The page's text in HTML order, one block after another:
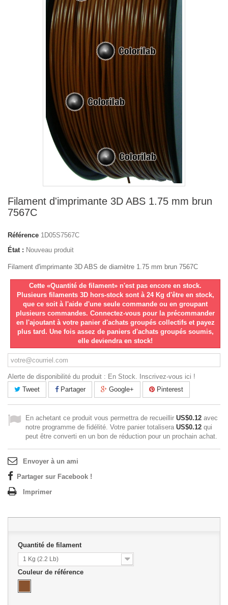
Filament d'imprimante 3D ABS 1.75 mm brun
7567C
Référence 1D05S7567C
État : Nouveau produit
Filament d'imprimante 3D ABS de diamètre 1.75 mm brun 7567C
Cette «Quantité de filament» n'est pas encore en stock.
Plusieurs filaments 3D hors-stock sont à 24 Kg d'être en stock,
que ce soit à l'aide d'une seule commande ou en groupant
plusieurs commandes. Connectez-vous pour la précommander
en l'ajoutant à votre panier d'achats groupés collectifs et payez
plus tard. Une fois assez de paniers d'achats groupés soumis,
elle deviendra en stock!
Alerte de disponibilité du produit : En Stock. Inscrivez-vous ici !
Tweet
Partager Google+ Pinterest
En achetant ce produit vous permettra de recueillir US$0.12 avec
notre programme de fidélité. Votre panier totalisera US$0.12 qui
peut être converti en un bon de réduction pour un prochain achat.
Envoyer à un ami
Partager sur Facebook !
Imprimer
Quantité de filament
1 Kg (2.2 Lb)
Couleur de référence